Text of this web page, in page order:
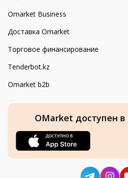
Omarket Business
Доставка Omarket
Торговое финансирование
Tenderbot.kz
Omarket b2b
OMarket доступен